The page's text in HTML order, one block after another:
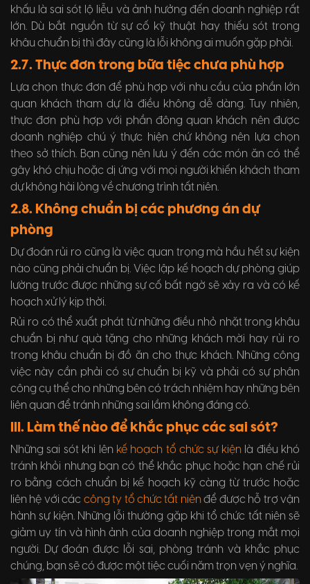
khấu là sai sót lộ liễu và ảnh hưởng đến doanh nghiệp rất
lớn. Dù bắt nguồn từ sự cố kỹ thuật hay thiếu sót trong
khâu chuẩn bị thì đây cũng là lỗi không ai muốn gặp phải.
2.7. Thực đơn trong bữa tiệc chưa phù hợp
Lựa chọn thực đơn để phù hợp với nhu cầu của phần lớn
quan khách tham dự là điều không dễ dàng. Tuy nhiên,
thực đơn phù hợp với phần đông quan khách nên được
doanh nghiệp chú ý thực hiện chứ không nên lựa chọn
theo sở thích. Bạn cũng nên lưu ý đến các món ăn có thể
gây khó chịu hoặc dị ứng với mọi người khiến khách tham
dự không hài lòng về chương trình tất niên.
2.8. Không chuẩn bị các phương án dự
phòng
Dự đoán rủi ro cũng là việc quan trọng mà hầu hết sự kiện
nào cũng phải chuẩn bị. Việc lập kế hoạch dự phòng giúp
lường trước được những sự cố bất ngờ sẽ xảy ra và có kế
hoạch xử lý kịp thời.
Rủi ro có thể xuất phát từ những điều nhỏ nhặt trong khâu
chuẩn bị như quà tặng cho những khách mời hay rủi ro
trong khâu chuẩn bị đồ ăn cho thực khách. Những công
việc này cần phải có sự chuẩn bị kỹ và phải có sự phân
công cụ thể cho những bên có trách nhiệm hay những bên
liên quan để tránh những sai lầm không đáng có.
III. Làm thế nào để khắc phục các sai sót?
Những sai sót khi lên kế hoạch tổ chức sự kiện là điều khó
tránh khỏi nhưng bạn có thể khắc phục hoặc hạn chế rủi
ro bằng cách chuẩn bị kế hoạch kỹ càng từ trước hoặc
liên hệ với các công ty tổ chức tất niên để được hỗ trợ vận
hành sự kiện. Những lỗi thường gặp khi tổ chức tất niên sẽ
giảm uy tín và hình ảnh của doanh nghiệp trong mắt mọi
người. Dự đoán được lỗi sai, phòng tránh và khắc phục
chúng, bạn sẽ có được một tiệc cuối năm trọn vẹn ý nghĩa.